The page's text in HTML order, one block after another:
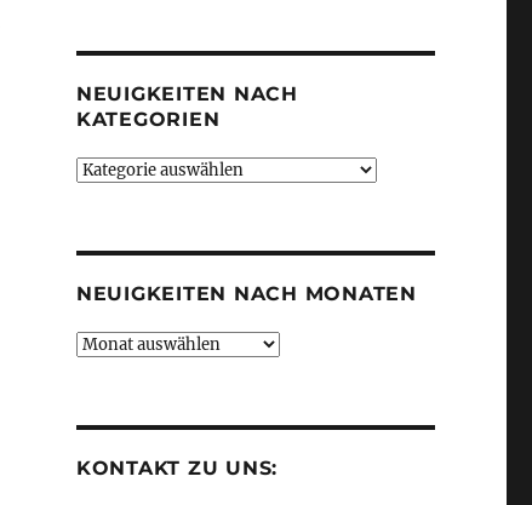
NEUIGKEITEN NACH
KATEGORIEN
Neuigkeiten
NEUIGKEITEN NACH MONATEN
Neuigkeiten
KONTAKT ZU UNS: